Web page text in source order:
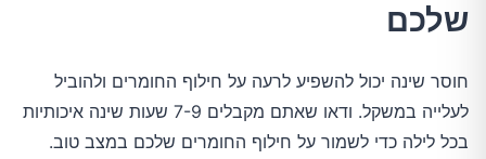
שלכם
חוסר שינה יכול להשפיע לרעה על חילוף החומרים ולהוביל
לעלייה במשקל. ודאו שאתם מקבלים 7-9 שעות שינה איכותיות
בכל לילה כדי לשמור על חילוף החומרים שלכם במצב טוב.